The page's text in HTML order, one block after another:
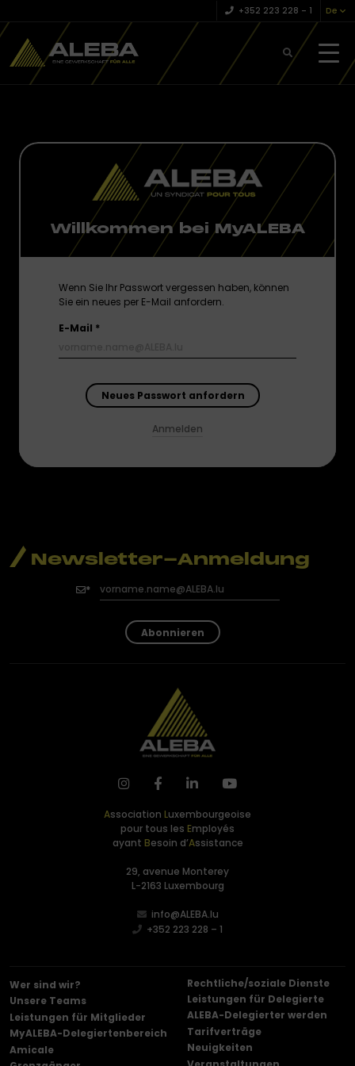
+352 223 228 – 1 De
Willkommen bei MyALEBA
Wenn Sie Ihr Passwort vergessen haben, können
Sie ein neues per E-Mail anfordern.
E-Mail
Anmelden
Newsletter-Anmeldung
Abonnieren
Association Luxembourgeoise
pour tous les Employés
ayant Besoin d’Assistance
29, avenue Monterey
L-2163 Luxembourg
info@ALEBA.lu
+352 223 228 – 1
Wer sind wir?
Unsere Teams
Leistungen für Mitglieder
MyALEBA-Delegiertenbereich
Amicale
Rechtliche/soziale Dienste
Leistungen für Delegierte
ALEBA-Delegierter werden
Tarifverträge
Neuigkeiten